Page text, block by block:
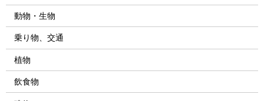
動物・生物
乗り物、交通
植物
飲食物